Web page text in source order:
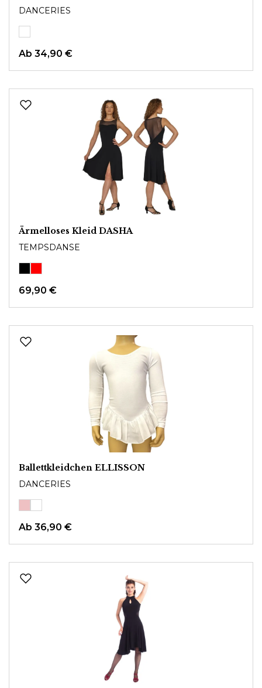
DANCERIES
Ab 34,90 €
Ärmelloses Kleid DASHA
TEMPSDANSE
69,90 €
Ballettkleidchen ELLISSON
DANCERIES
Ab 36,90 €